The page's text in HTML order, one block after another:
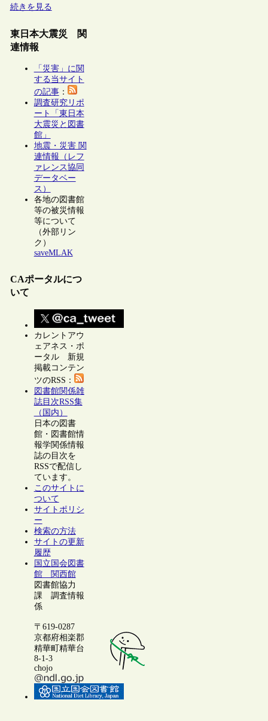
続きを見る
東日本大震災 関
連情報
「災害」に関
する当サイト
の記事：
調査研究リポ
ート「東日本
大震災と図書
館」
地震・災害 関
連情報（レフ
ァレンス協同
データベー
ス）
各地の図書館
等の被災情報
等について
（外部リン
ク）
saveMLAK
CAポータルにつ
いて
カレントアウ
ェアネス・ポ
ータル 新規
掲載コンテン
ツのRSS：
図書館関係雑
誌目次RSS集
（国内）
日本の図書
館・図書館情
報学関係情報
誌の目次を
RSSで配信し
ています。
このサイトに
ついて
サイトポリシ
ー
検索の方法
サイトの更新
履歴
国立国会図書
館 関西館
図書館協力
課 調査情報
係
〒619-0287
京都府相楽郡
精華町精華台
8-1-3
chojo